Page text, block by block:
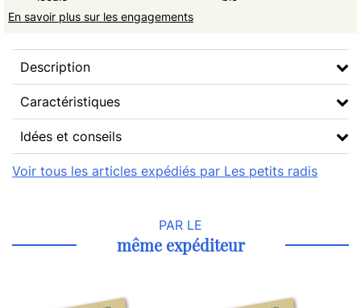
En savoir plus sur les engagements
Description
Caractéristiques
Idées et conseils
Voir tous les articles expédiés par Les petits radis
PAR LE
même expéditeur